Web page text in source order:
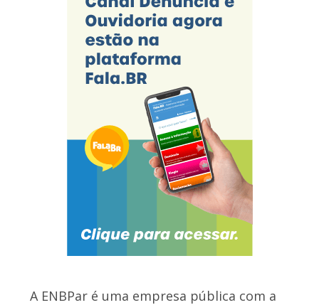
A ENBPar é uma empresa pública com a